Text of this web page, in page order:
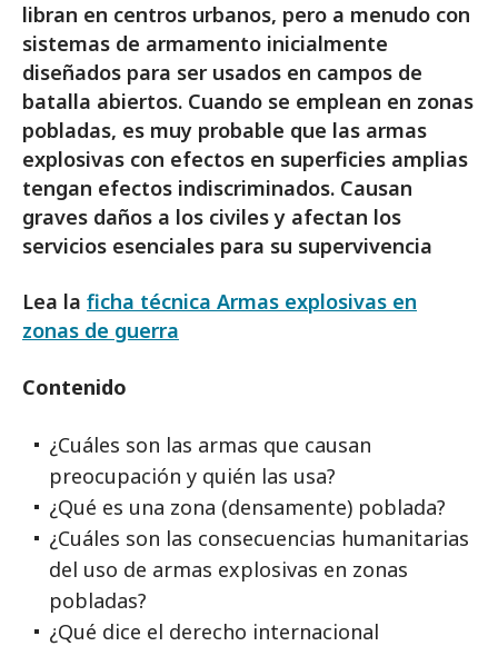
libran en centros urbanos, pero a menudo con
sistemas de armamento inicialmente
diseñados para ser usados en campos de
batalla abiertos. Cuando se emplean en zonas
pobladas, es muy probable que las armas
explosivas con efectos en superficies amplias
tengan efectos indiscriminados. Causan
graves daños a los civiles y afectan los
servicios esenciales para su supervivencia
Lea la ficha técnica Armas explosivas en
zonas de guerra
Contenido
¿Cuáles son las armas que causan
preocupación y quién las usa?
¿Qué es una zona (densamente) poblada?
¿Cuáles son las consecuencias humanitarias
del uso de armas explosivas en zonas
pobladas?
¿Qué dice el derecho internacional